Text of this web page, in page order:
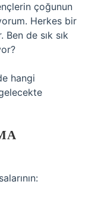
çoğunun
Herkes bir
de sık sık
hangi